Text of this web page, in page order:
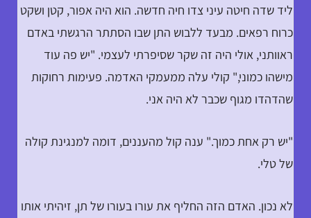
ליד שדה חיטה עיני צדו חיה חדשה. הוא היה אפור, קטן ושקט
כרוח רפאים. מבעד ללבוש התן שבו הסתתר הרגשתי באדם
ראוותני, אולי היה זה שקר שסיפרתי לעצמי. "יש פה עוד
מישהו כמוני," קולי עלה ממעמקי האדמה. פעימות רחוקות
שהדהדו מגוף שכבר לא היה אני.
"יש רק אחת כמוך." ענה קול מהעננים, דומה למנגינת קולה
של טלי.
לא נכון. האדם הזה החליף את עורו בעורו של תן, זיהיתי אותו